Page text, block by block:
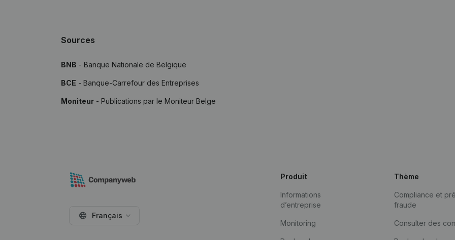
Sources
BNB - Banque Nationale de Belgique
BCE - Banque-Carrefour des Entreprises
Moniteur - Publications par le Moniteur Belge
Français
Produit
Informations
d’entreprise
Monitoring
Thème
Compliance et
fraude
Consulter des